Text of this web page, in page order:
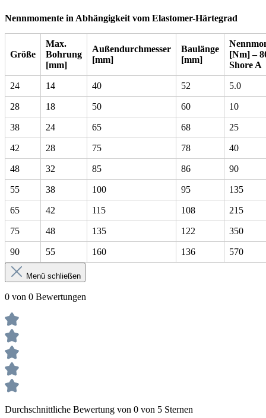
Nennmomente in Abhängigkeit vom Elastomer-Härtegrad
Größe
Max.
Bohrung
[mm]
Außendurchmesser
[mm]
Baulänge
[mm]
[Nm] –
Shore A
24 14 40 52 5.0
28 18 50 60 10
38 24 65 68 25
42 28 75 78 40
48 32 85 86 90
55 38 100 95 135
65 42 115 108 215
75 48 135 122 350
90 55 160 136 570
Menü schließen
0 von 0 Bewertungen
Durchschnittliche Bewertung von 0 von 5 Sternen